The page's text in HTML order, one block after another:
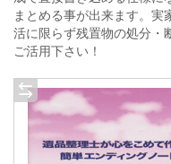
まとめる事が出来ます。実
活に限らず残置物の処分・
ご活用下さい！